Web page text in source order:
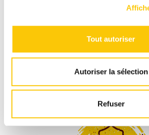
Tout autoriser
Autoriser la sélection
Refuser
LIVRAISON
RAPIDE
1-3 jours ouvrables avec La